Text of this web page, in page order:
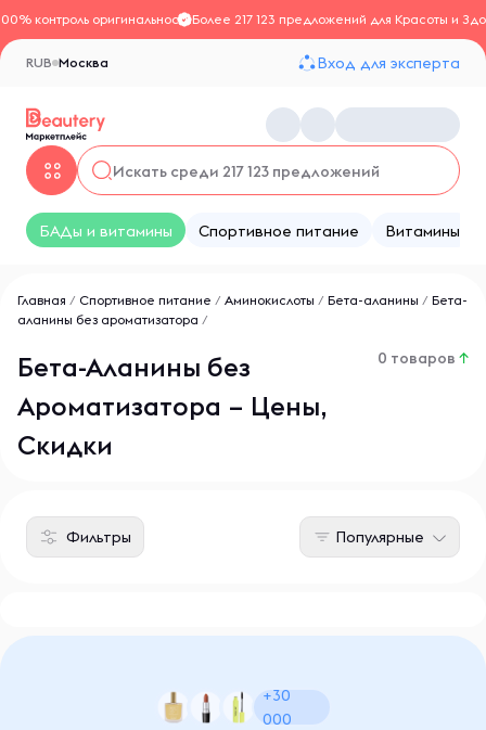
контроль оригинальностиБолее 217 123 предложений для Красоты и
Москва
RUB Вход для эксперта
БАДы и витамины Спортивное питание Витамины
Главная / Спортивное питание / Аминокислоты / Бета-аланины / Бета-
аланины без ароматизатора /
Бета-Аланины без
Ароматизатора – Цены,
Скидки
0 товаров ↑
Фильтры Популярные
+30
000